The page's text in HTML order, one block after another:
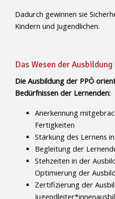
Dadurch gewinnen sie
Kindern und Jugendlichen.
Das Wesen der Ausbildung
Die Ausbildung der PPÖ
Bedürfnissen der Lernenden:
Anerkennung
Fertigkeiten
Stärkung des Lernens
Begleitung der
Stehzeiten in der
Optimierung der
Zertifizierung der